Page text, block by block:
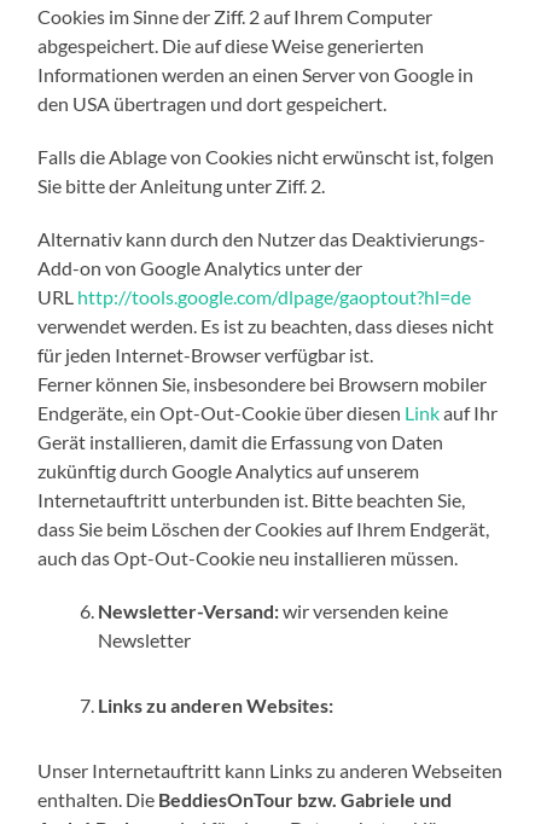
Cookies im Sinne der Ziff. 2 auf Ihrem Computer
abgespeichert. Die auf diese Weise generierten
Informationen werden an einen Server von Google in
den USA übertragen und dort gespeichert.
Falls die Ablage von Cookies nicht erwünscht ist, folgen
Sie bitte der Anleitung unter Ziff. 2.
Alternativ kann durch den Nutzer das Deaktivierungs-
Add-on von Google Analytics unter der
URL http://tools.google.com/dlpage/gaoptout?hl=de
verwendet werden. Es ist zu beachten, dass dieses nicht
für jeden Internet-Browser verfügbar ist.
Ferner können Sie, insbesondere bei Browsern mobiler
Endgeräte, ein Opt-Out-Cookie über diesen Linkauf Ihr
Gerät installieren, damit die Erfassung von Daten
zukünftig durch Google Analytics auf unserem
Internetauftritt unterbunden ist. Bitte beachten Sie,
dass Sie beim Löschen der Cookies auf Ihrem Endgerät,
auch das Opt-Out-Cookie neu installieren müssen.
Newsletter-Versand:wir versenden keine
Newsletter
Links zu anderen Websites:
Unser Internetauftritt kann Links zu anderen Webseiten
enthalten. Die BeddiesOnTour bzw. Gabriele und